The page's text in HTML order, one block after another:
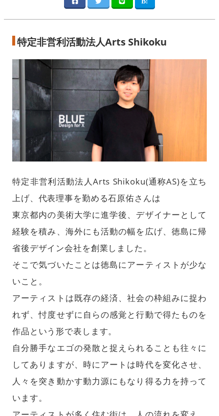
特定非営利活動法人Arts Shikoku
特定非営利活動法人Arts Shikoku(通称AS)を立ち
上げ、代表理事を勤める石原佑さんは
東京都内の美術大学に進学後、デザイナーとして
経験を積み、海外にも活動の幅を広げ、徳島に帰
省後デザイン会社を創業しました。
そこで気づいたことは徳島にアーティストが少な
いこと。
アーティストは既存の経済、社会の枠組みに捉わ
れず、忖度せずに自らの感覚と行動で得たものを
作品という形で表します。
自分勝手なエゴの発散と捉えられることも往々に
してありますが、時にアートは時代を変化させ、
人々を突き動かす動力源にもなり得る力を持って
います。